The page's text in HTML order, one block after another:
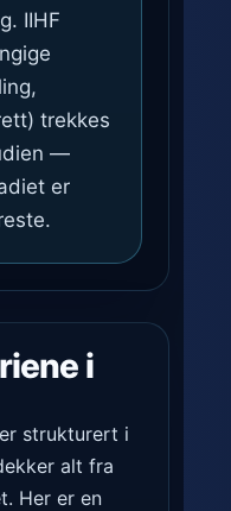
IIHF
trekkes
—
er
i
strukturert i
alt fra
Her er en